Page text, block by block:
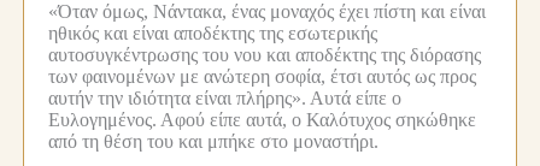
«Όταν όμως, Νάντακα, ένας μοναχός έχει πίστη και είναι
ηθικός και είναι αποδέκτης της εσωτερικής
αυτοσυγκέντρωσης του νου και αποδέκτης της διόρασης
των φαινομένων με ανώτερη σοφία, έτσι αυτός ως προς
αυτήν την ιδιότητα είναι πλήρης». Αυτά είπε ο
Ευλογημένος. Αφού είπε αυτά, ο Καλότυχος σηκώθηκε
από τη θέση του και μπήκε στο μοναστήρι.